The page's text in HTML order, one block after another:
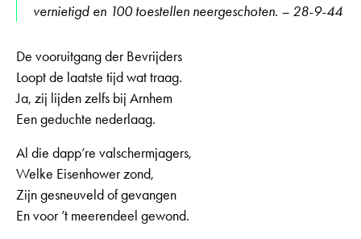
vernietigd en 100 toestellen neergeschoten. – 28-9-44
De vooruitgang der Bevrijders
Loopt de laatste tijd wat traag.
Ja, zij lijden zelfs bij Arnhem
Een geduchte nederlaag.
Al die dapp’re valschermjagers,
Welke Eisenhower zond,
Zijn gesneuveld of gevangen
En voor ’t meerendeel gewond.